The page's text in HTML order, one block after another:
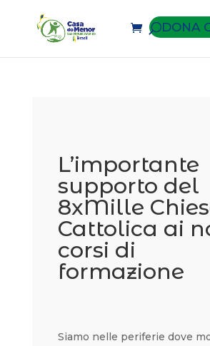
DONA
L’importante
supporto del
8xMille
Cattolica ai
corsi di
formazione
Siamo nelle periferie dove